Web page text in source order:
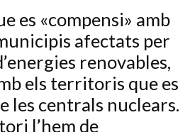
es «compensi» amb
afectats per
renovables,
els territoris que es
les centrals nuclears.
l’hem de